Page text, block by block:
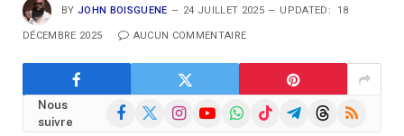
BY JOHN BOISGUENE 24 JUILLET 2025 UPDATED: 18
DÉCEMBRE 2025 AUCUN COMMENTAIRE
Nous
suivre
Facebook
X
InstagramYouTubeWhatsAppTikTokTelegramThreads
RSS